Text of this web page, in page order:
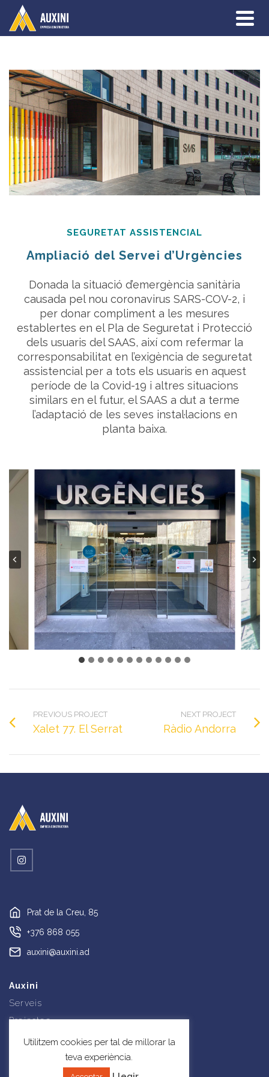
SEGURETAT ASSISTENCIAL
Ampliació del Servei d’Urgències
Donada la situació d’emergència sanitària
causada pel nou coronavirus SARS-COV-2, i
per donar compliment a les mesures
establertes en el Pla de Seguretat i Protecció
dels usuaris del SAAS, així com refermar la
corresponsabilitat en l’exigència de seguretat
assistencial per a tots els usuaris en aquest
període de la Covid-19 i altres situacions
similars en el futur, el SAAS a dut a terme
l’adaptació de les seves instal·lacions en
planta baixa.
PREVIOUS PROJECT
Xalet 77. El Serrat
NEXT PROJECT
Ràdio Andorra
Prat de la Creu, 85
+376 868 055
auxini@auxini.ad
Auxini
Serveis
Projectes
Notícies
Utilitzem cookies per tal de millorar la
teva experiència.